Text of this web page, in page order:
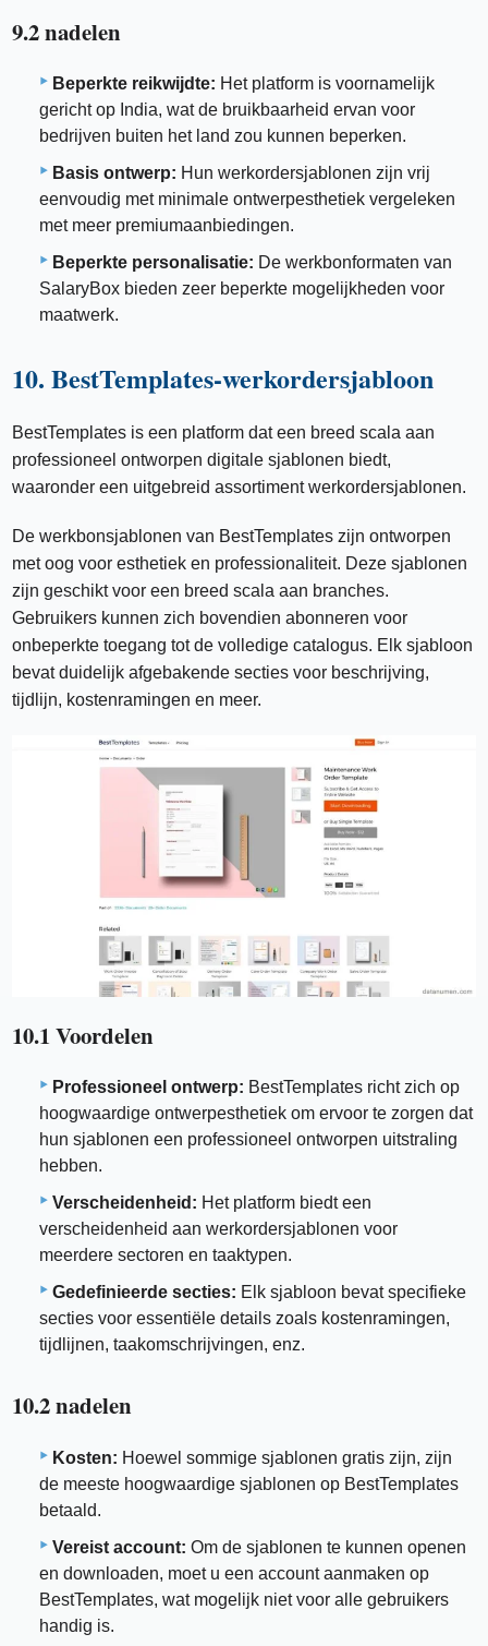
9.2 nadelen
Beperkte reikwijdte: Het platform is voornamelijk
gericht op India, wat de bruikbaarheid ervan voor
bedrijven buiten het land zou kunnen beperken.
Basis ontwerp: Hun werkordersjablonen zijn vrij
eenvoudig met minimale ontwerpesthetiek vergeleken
met meer premiumaanbiedingen.
Beperkte personalisatie: De werkbonformaten van
SalaryBox bieden zeer beperkte mogelijkheden voor
maatwerk.
10. BestTemplates-werkordersjabloon
BestTemplates is een platform dat een breed scala aan
professioneel ontworpen digitale sjablonen biedt,
waaronder een uitgebreid assortiment werkordersjablonen.
De werkbonsjablonen van BestTemplates zijn ontworpen
met oog voor esthetiek en professionaliteit. Deze sjablonen
zijn geschikt voor een breed scala aan branches.
Gebruikers kunnen zich bovendien abonneren voor
onbeperkte toegang tot de volledige catalogus. Elk sjabloon
bevat duidelijk afgebakende secties voor beschrijving,
tijdlijn, kostenramingen en meer.
10.1 Voordelen
Professioneel ontwerp: BestTemplates richt zich op
hoogwaardige ontwerpesthetiek om ervoor te zorgen dat
hun sjablonen een professioneel ontworpen uitstraling
hebben.
Verscheidenheid: Het platform biedt een
verscheidenheid aan werkordersjablonen voor
meerdere sectoren en taaktypen.
Gedefinieerde secties: Elk sjabloon bevat specifieke
secties voor essentiële details zoals kostenramingen,
tijdlijnen, taakomschrijvingen, enz.
10.2 nadelen
Kosten: Hoewel sommige sjablonen gratis zijn, zijn
de meeste hoogwaardige sjablonen op BestTemplates
betaald.
Vereist account: Om de sjablonen te kunnen openen
en downloaden, moet u een account aanmaken op
BestTemplates, wat mogelijk niet voor alle gebruikers
handig is.